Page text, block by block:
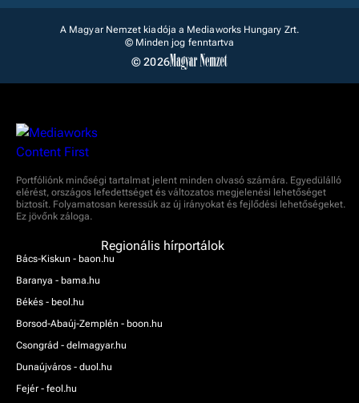
A Magyar Nemzet kiadója a Mediaworks Hungary Zrt.
© Minden jog fenntartva
© 2026
Portfóliónk minőségi tartalmat jelent minden olvasó számára. Egyedülálló
elérést, országos lefedettséget és változatos megjelenési lehetőséget
biztosít. Folyamatosan keressük az új irányokat és fejlődési lehetőségeket.
Ez jövőnk záloga.
Regionális hírportálok
Bács-Kiskun - baon.hu
Baranya - bama.hu
Békés - beol.hu
Borsod-Abaúj-Zemplén - boon.hu
Csongrád - delmagyar.hu
Dunaújváros - duol.hu
Fejér - feol.hu